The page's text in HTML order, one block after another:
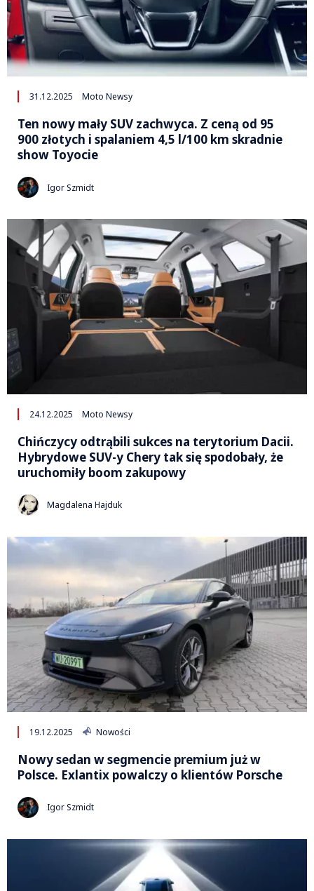
31.12.2025 Moto Newsy
Ten nowy mały SUV zachwyca. Z ceną od 95
900 złotych i spalaniem 4,5 l/100 km skradnie
show Toyocie
Igor Szmidt
24.12.2025 Moto Newsy
Chińczycy odtrąbili sukces na terytorium Dacii.
Hybrydowe SUV-y Chery tak się spodobały, że
uruchomiły boom zakupowy
Magdalena Hajduk
19.12.2025 Nowości
Nowy sedan w segmencie premium już w
Polsce. Exlantix powalczy o klientów Porsche
Igor Szmidt